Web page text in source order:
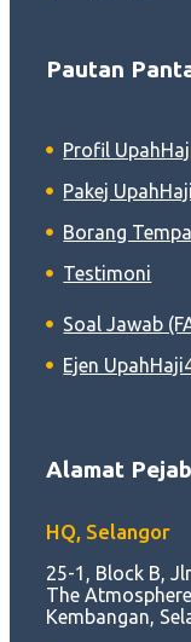
Pautan
Profil
Pakej
Borang
Testimoni
Soal Jawab
Ejen
Alamat
HQ, Selangor
25-1, Block B,
The
Kembangan,